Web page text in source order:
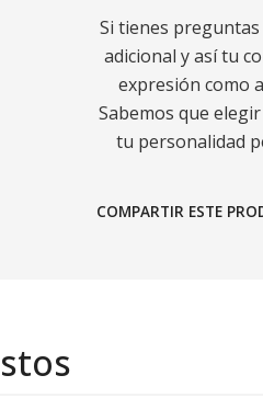
Si tienes
adicional y así tu
expresión como
Sabemos que
tu personalidad
COMPARTIR ESTE